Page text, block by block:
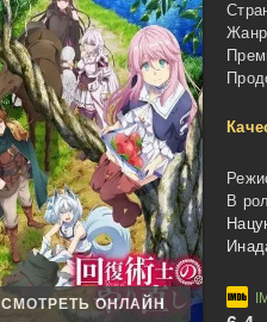
СМОТРЕТЬ ОНЛАЙН
В